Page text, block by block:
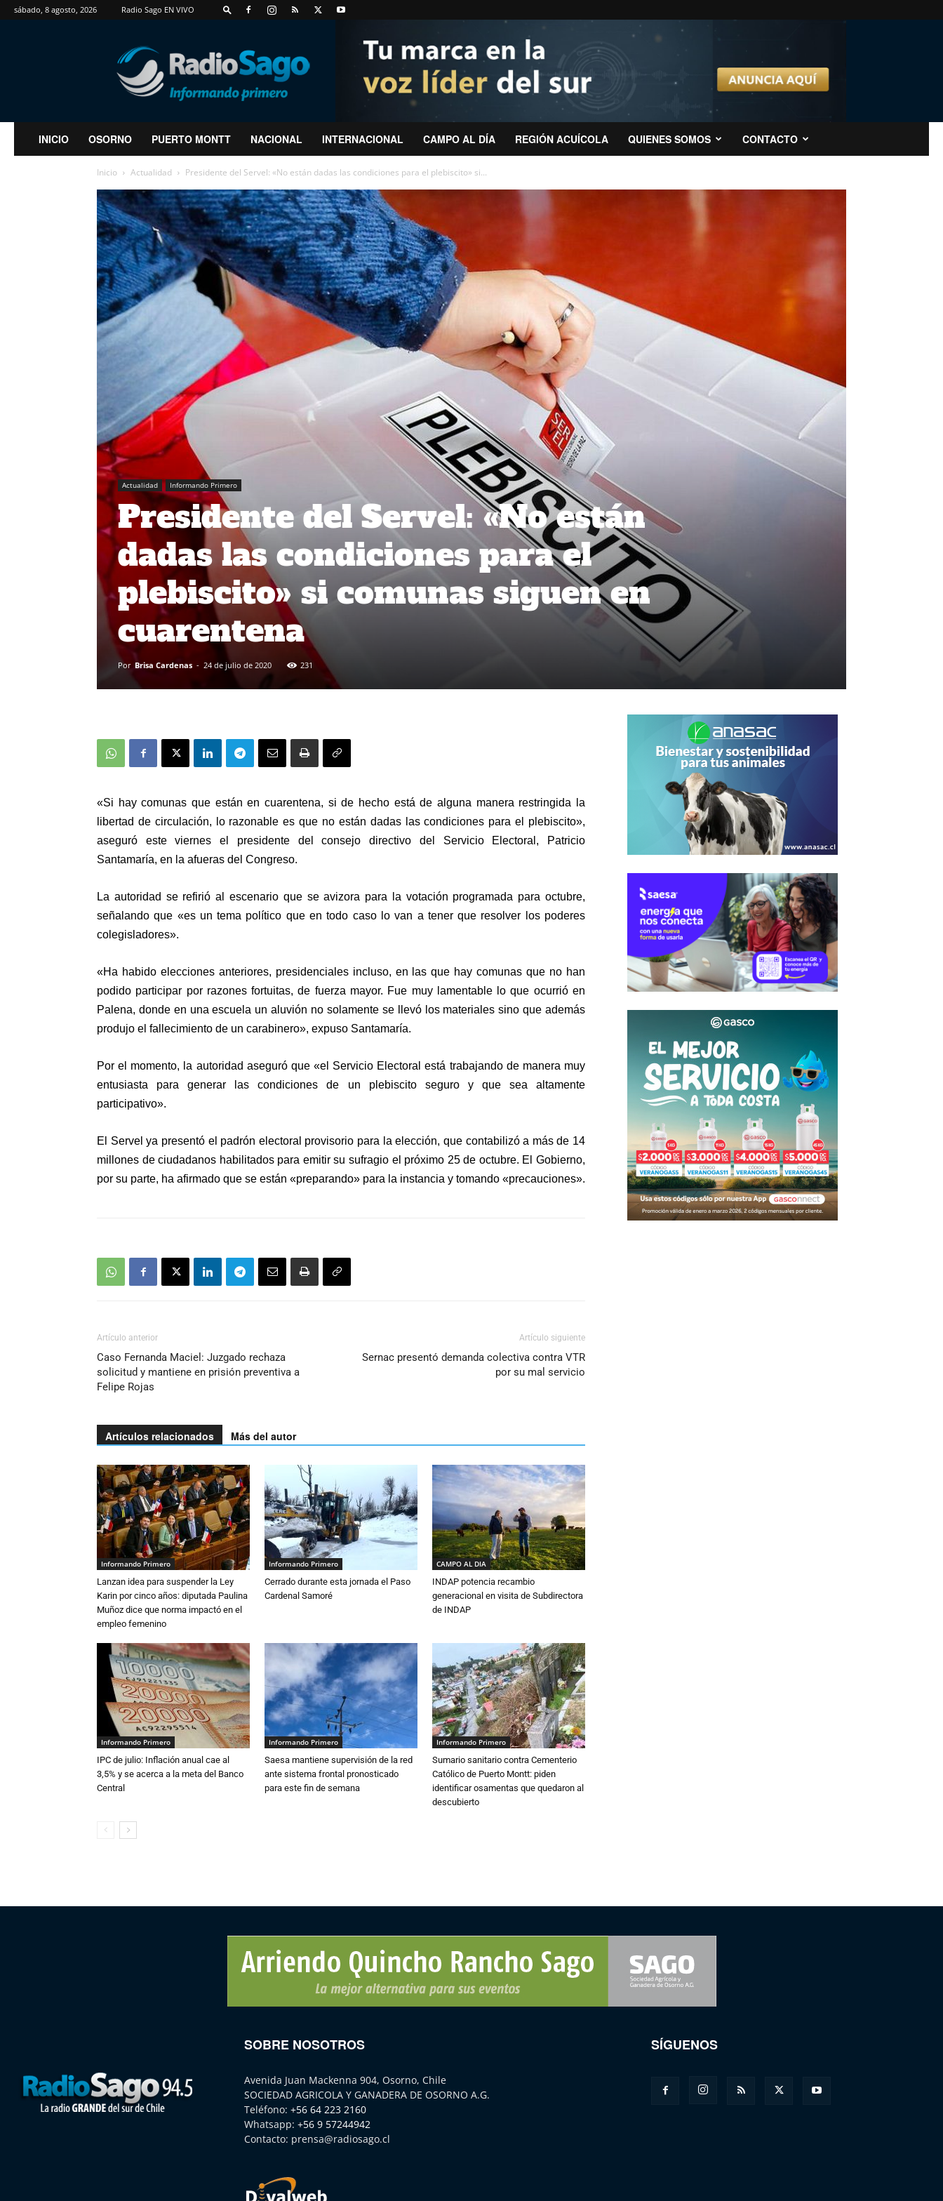
sábado, 8 agosto, 2026 Radio Sago EN VIVO
RadioSago
INICIO OSORNO PUERTO MONTT NACIONAL INTERNACIONAL CAMPO AL DÍA REGIÓN ACUÍCOLA QUIENES SOMOS CONTACTO
Inicio Actualidad Presidente del Servel: «No están dadas las condiciones para el plebiscito» si...
Actualidad Informando Primero
Presidente del Servel: «No están
dadas las condiciones para el
plebiscito» si comunas siguen en
cuarentena
Por Brisa Cardenas - 24 de julio de 2020 231
«Si hay comunas que están en cuarentena, si de hecho está de alguna manera restringida la
libertad de circulación, lo razonable es que no están dadas las condiciones para el plebiscito»,
aseguró este viernes el presidente del consejo directivo del Servicio Electoral, Patricio
Santamaría, en la afueras del Congreso.
La autoridad se refirió al escenario que se avizora para la votación programada para octubre,
señalando que «es un tema político que en todo caso lo van a tener que resolver los poderes
colegisladores».
«Ha habido elecciones anteriores, presidenciales incluso, en las que hay comunas que no han
podido participar por razones fortuitas, de fuerza mayor. Fue muy lamentable lo que ocurrió en
Palena, donde en una escuela un aluvión no solamente se llevó los materiales sino que además
produjo el fallecimiento de un carabinero», expuso Santamaría.
Por el momento, la autoridad aseguró que «el Servicio Electoral está trabajando de manera muy
entusiasta para generar las condiciones de un plebiscito seguro y que sea altamente
participativo».
El Servel ya presentó el padrón electoral provisorio para la elección, que contabilizó a más de 14
millones de ciudadanos habilitados para emitir su sufragio el próximo 25 de octubre. El Gobierno,
por su parte, ha afirmado que se están «preparando» para la instancia y tomando «precauciones».
Artículo anterior
Caso Fernanda Maciel: Juzgado rechaza
solicitud y mantiene en prisión preventiva a
Felipe Rojas
Artículo siguiente
Sernac presentó demanda colectiva contra VTR
por su mal servicio
Artículos relacionados Más del autor
Informando Primero
Lanzan idea para suspender la Ley
Karin por cinco años: diputada Paulina
Muñoz dice que norma impactó en el
empleo femenino
Informando Primero
Cerrado durante esta jornada el Paso
Cardenal Samoré
CAMPO AL DIA
INDAP potencia recambio
generacional en visita de Subdirectora
de INDAP
Informando Primero
IPC de julio: Inflación anual cae al
3,5% y se acerca a la meta del Banco
Central
Informando Primero
Saesa mantiene supervisión de la red
ante sistema frontal pronosticado
para este fin de semana
Informando Primero
Sumario sanitario contra Cementerio
Católico de Puerto Montt: piden
identificar osamentas que quedaron al
descubierto
SOBRE NOSOTROS
Avenida Juan Mackenna 904, Osorno, Chile
SOCIEDAD AGRICOLA Y GANADERA DE OSORNO A.G.
Teléfono: +56 64 223 2160
Whatsapp: +56 9 57244942
Contacto: prensa@radiosago.cl
SÍGUENOS